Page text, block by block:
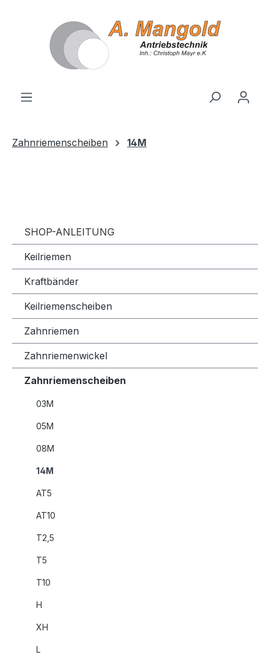
Zahnriemenscheiben 14M
SHOP-ANLEITUNG
Keilriemen
Kraftbänder
Keilriemenscheiben
Zahnriemen
Zahnriemenwickel
Zahnriemenscheiben
03M
05M
08M
14M
AT5
AT10
T2,5
T5
T10
H
XH
L